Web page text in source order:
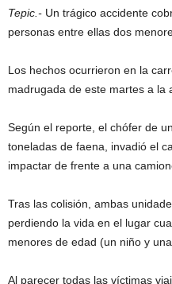
Tepic.- Un trágico accidente
personas entre ellas dos
Los hechos ocurrieron en la
madrugada de este martes a la
Según el reporte, el chófer de
toneladas de faena, invadió el
impactar de frente a una
Tras las colisión, ambas
perdiendo la vida en el lugar
menores de edad (un niño y una
Al parecer todas las víctimas